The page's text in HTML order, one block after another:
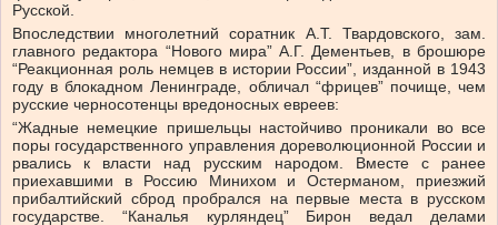
Русской.
Впоследствии многолетний соратник А.Т. Твардовского, зам.
главного редактора “Нового мира” А.Г. Дементьев, в брошюре
“Реакционная роль немцев в истории России”, изданной в 1943
году в блокадном Ленинграде, обличал “фрицев” почище, чем
русские черносотенцы вредоносных евреев:
“Жадные немецкие пришельцы настойчиво проникали во все
поры государственного управления дореволюционной России и
рвались к власти над русским народом. Вместе с ранее
приехавшими в Россию Минихом и Остерманом, приезжий
прибалтийский сброд пробрался на первые места в русском
государстве. “Каналья курляндец” Бирон ведал делами